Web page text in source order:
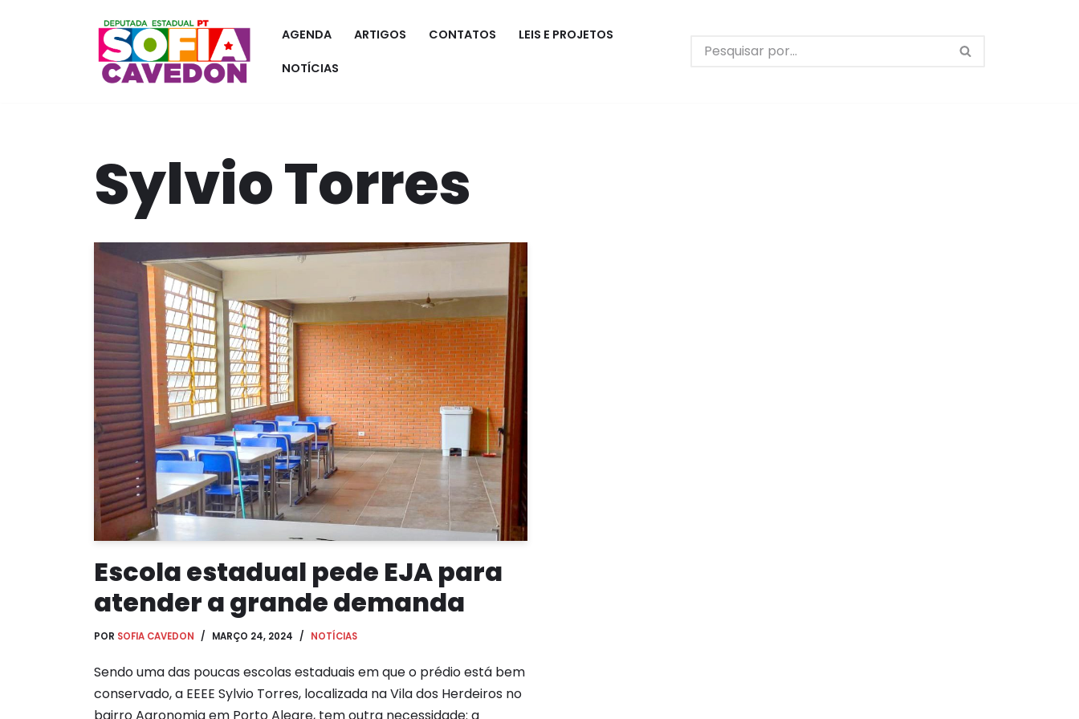
AGENDA ARTIGOS CONTATOS LEIS E PROJETOS
NOTÍCIAS
Sylvio Torres
Escola estadual pede EJA para
atender a grande demanda
POR SOFIA CAVEDON MARÇO 24, 2024 NOTÍCIAS
Sendo uma das poucas escolas estaduais em que o prédio está bem
conservado, a EEEE Sylvio Torres, localizada na Vila dos Herdeiros no
bairro Agronomia em Porto Alegre, tem outra necessidade: a